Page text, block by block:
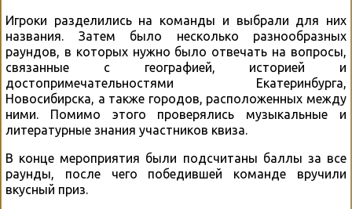
Игроки разделились на команды и выбрали для них
названия. Затем было несколько разнообразных
раундов, в которых нужно было отвечать на вопросы,
связанные с географией, историей и
достопримечательностями Екатеринбурга,
Новосибирска, а также городов, расположенных между
ними. Помимо этого проверялись музыкальные и
литературные знания участников квиза.
В конце мероприятия были подсчитаны баллы за все
раунды, после чего победившей команде вручили
вкусный приз.